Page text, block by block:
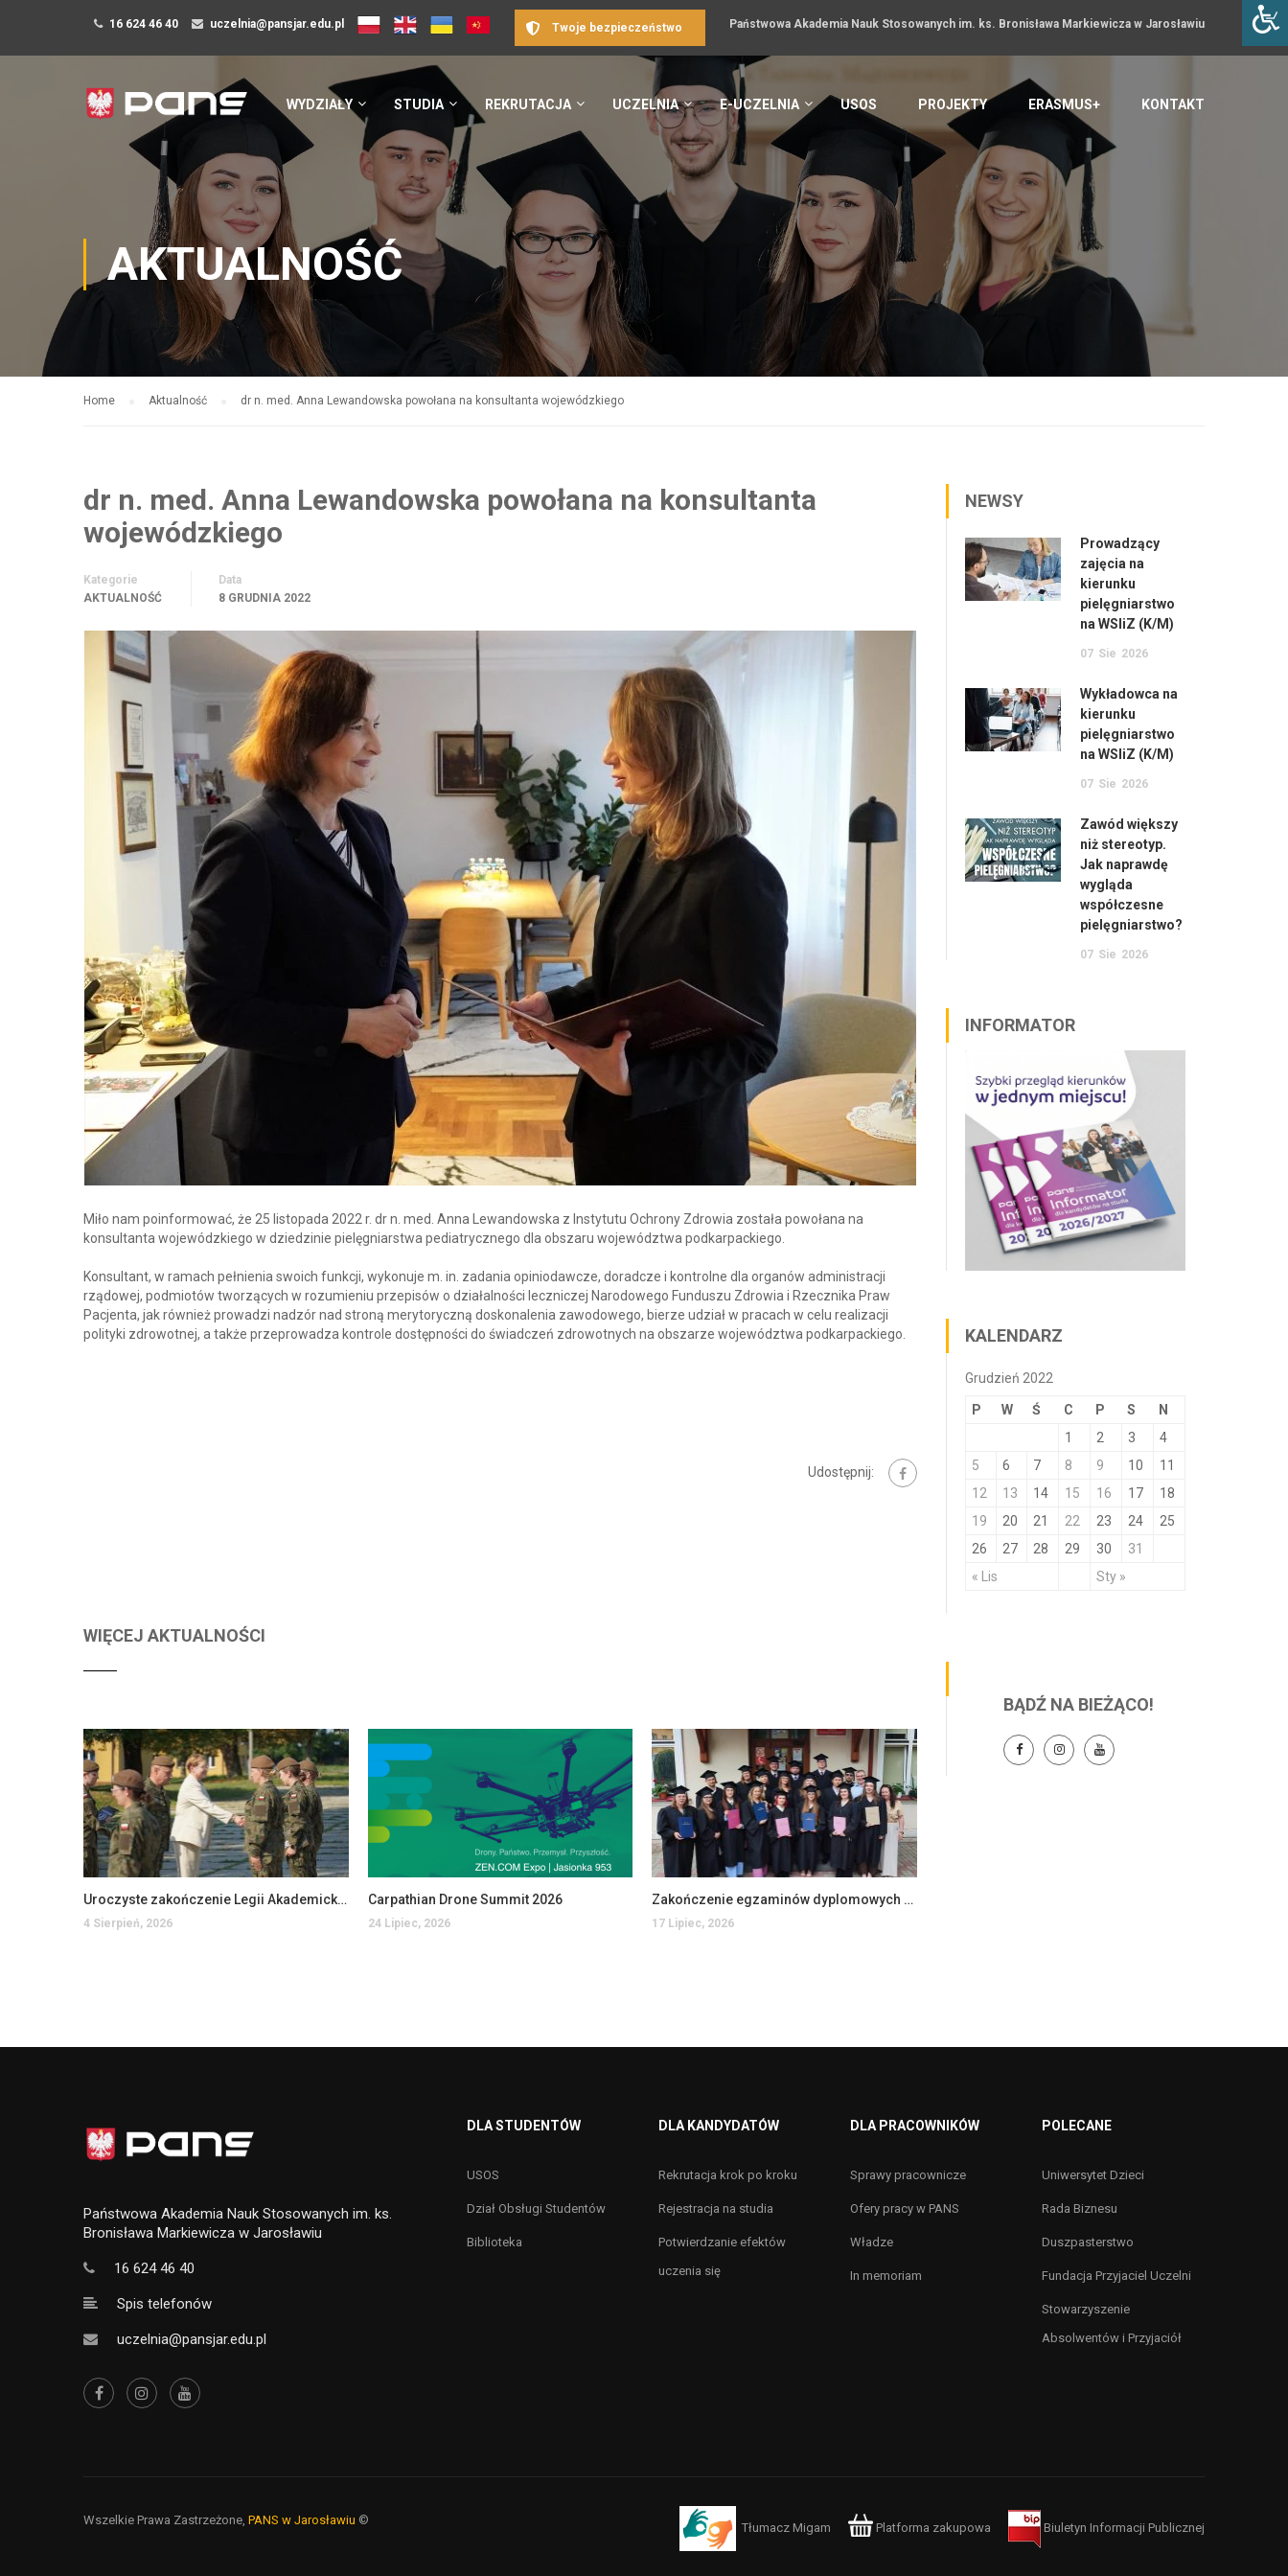
16 624 46 40 uczelnia@pansjar.edu.pl Państwowa Akademia Nauk Stosowanych im. ks. Bronisława Markiewicza w Jarosławiu
Twoje bezpieczeństwo
WYDZIAŁY STUDIA REKRUTACJA UCZELNIA E-UCZELNIA USOS PROJEKTY ERASMUS+ KONTAKT
AKTUALNOŚĆ
Home Aktualność dr n. med. Anna Lewandowska powołana na konsultanta wojewódzkiego
dr n. med. Anna Lewandowska powołana na konsultanta
wojewódzkiego
Kategorie
AKTUALNOŚĆ
Data
8 GRUDNIA 2022
Miło nam poinformować, że 25 listopada 2022 r. dr n. med. Anna Lewandowska z Instytutu Ochrony Zdrowia została powołana na
konsultanta wojewódzkiego w dziedzinie pielęgniarstwa pediatrycznego dla obszaru województwa podkarpackiego.
Konsultant, w ramach pełnienia swoich funkcji, wykonuje m. in. zadania opiniodawcze, doradcze i kontrolne dla organów administracji
rządowej, podmiotów tworzących w rozumieniu przepisów o działalności leczniczej Narodowego Funduszu Zdrowia i Rzecznika Praw
Pacjenta, jak również prowadzi nadzór nad stroną merytoryczną doskonalenia zawodowego, bierze udział w pracach w celu realizacji
polityki zdrowotnej, a także przeprowadza kontrole dostępności do świadczeń zdrowotnych na obszarze województwa podkarpackiego.
Udostępnij:
WIĘCEJ AKTUALNOŚCI
Uroczyste zakończenie Legii Akademickiej w PANS w Jarosławiu
4 Sierpień, 2026
Carpathian Drone Summit 2026
24 Lipiec, 2026
Zakończenie egzaminów dyplomowych na Wydziale Ekonomii i Zarządzania
17 Lipiec, 2026
NEWSY
Prowadzący
zajęcia na
kierunku
pielęgniarstwo
na WSIiZ (K/M)
07 Sie 2026
Wykładowca na
kierunku
pielęgniarstwo
na WSIiZ (K/M)
07 Sie 2026
Zawód większy
niż stereotyp.
Jak naprawdę
wygląda
współczesne
pielęgniarstwo?
07 Sie 2026
INFORMATOR
KALENDARZ
Grudzień 2022
P W Ś C P S N
« Lis Sty »
1 2 3
4
5
6 7 8 9 10
11
12
13 14 15 16 17
18
19
20 21 22 23 24
25
26
27 28 29 30 31
BĄDŹ NA BIEŻĄCO!
Państwowa Akademia Nauk Stosowanych im. ks.
Bronisława Markiewicza w Jarosławiu
16 624 46 40
Spis telefonów
uczelnia@pansjar.edu.pl
DLA STUDENTÓW
USOS
Dział Obsługi Studentów
Biblioteka
DLA KANDYDATÓW
Rekrutacja krok po kroku
Rejestracja na studia
Potwierdzanie efektów
uczenia się
DLA PRACOWNIKÓW
Sprawy pracownicze
Ofery pracy w PANS
Władze
In memoriam
POLECANE
Uniwersytet Dzieci
Rada Biznesu
Duszpasterstwo
Fundacja Przyjaciel Uczelni
Stowarzyszenie
Absolwentów i Przyjaciół
Wszelkie Prawa Zastrzeżone, PANS w Jarosławiu ©
Tłumacz Migam Platforma zakupowa Biuletyn Informacji Publicznej